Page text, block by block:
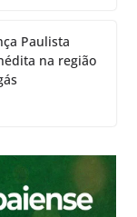
Paulista
na região